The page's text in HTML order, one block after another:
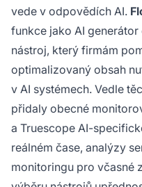
vede v odpovědích AI.
funkce jako AI
nástroj, který firmám
optimalizovaný obsah
v AI systémech. Vedle
přidaly obecné
a Truescope AI-
reálném čase, analýzy
monitoringu pro včasné